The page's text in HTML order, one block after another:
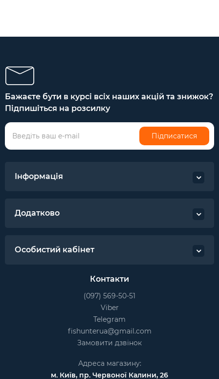
Бажаєте бути в курсі всіх наших акцій та знижок?
Підпишіться на розсилку
Підписатися
Інформація
Додатково
Особистий кабінет
Контакти
(097) 569-50-51
Viber
Telegram
fishunterua@gmail.com
Замовити дзвінок
Адреса магазину:
м. Київ, пр. Червоної Калини, 26